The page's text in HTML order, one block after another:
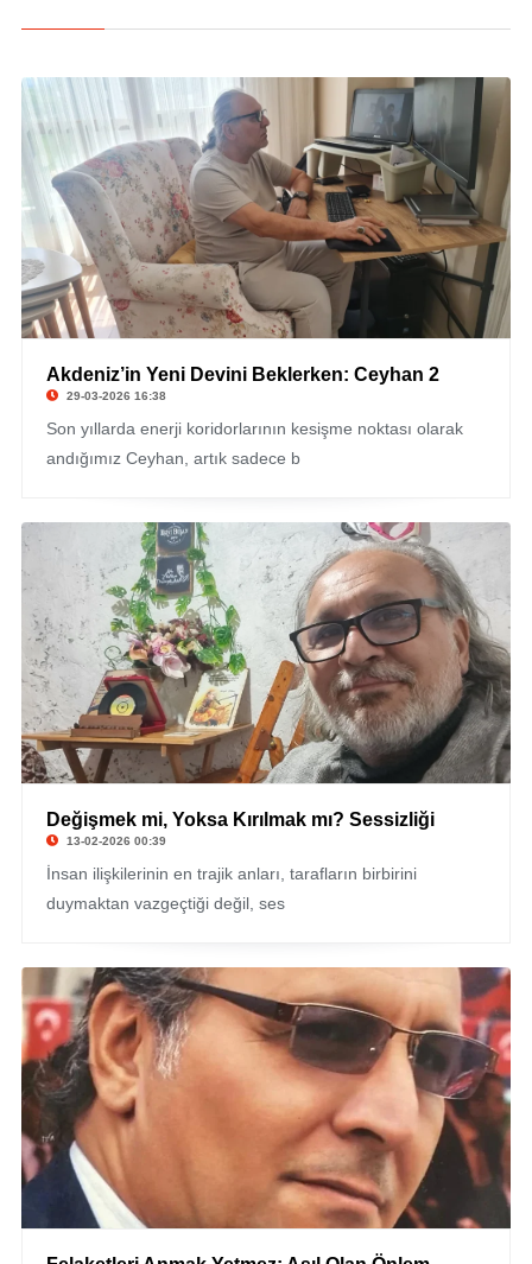
© Bekir Uzel
Akdeniz’in Yeni Devini Beklerken: Ceyhan 2
29-03-2026 16:38
Son yıllarda enerji koridorlarının kesişme noktası olarak
andığımız Ceyhan, artık sadece b
© Bekir Uzel
Değişmek mi, Yoksa Kırılmak mı? Sessizliği
13-02-2026 00:39
İnsan ilişkilerinin en trajik anları, tarafların birbirini
duymaktan vazgeçtiği değil, ses